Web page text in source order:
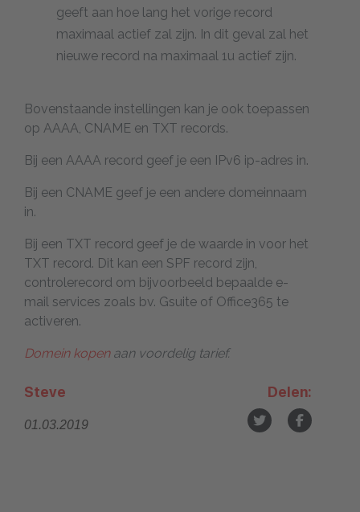
geeft aan hoe lang het vorige record
maximaal actief zal zijn. In dit geval zal het
nieuwe record na maximaal 1u actief zijn.
Bovenstaande instellingen kan je ook toepassen
op AAAA, CNAME en TXT records.
Bij een AAAA record geef je een IPv6 ip-adres in.
Bij een CNAME geef je een andere domeinnaam
in.
Bij een TXT record geef je de waarde in voor het
TXT record. Dit kan een SPF record zijn,
controlerecord om bijvoorbeeld bepaalde e-
mail services zoals bv. Gsuite of Office365 te
activeren.
Domein kopenaan voordelig tarief.
Steve
01.03.2019
Delen: